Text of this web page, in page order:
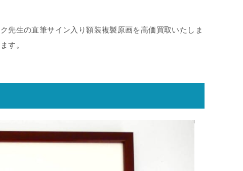
先生の直筆サイン入り額装複製原画を高価買取いたしま
す。